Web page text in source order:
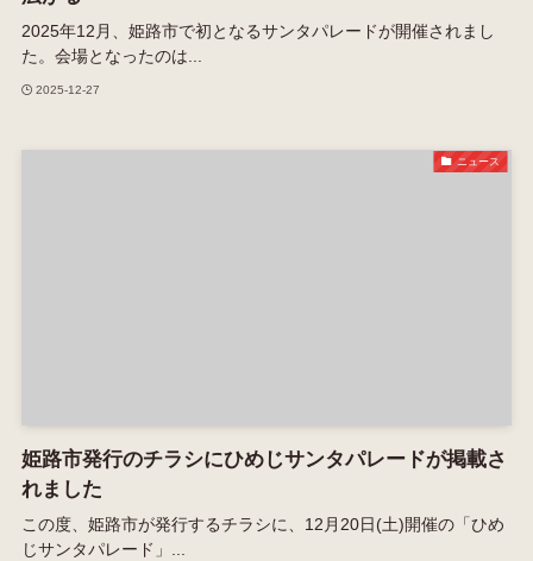
2025年12月、姫路市で初となるサンタパレードが開催されまし
た。会場となったのは...
2025-12-27
ニュース
姫路市発行のチラシにひめじサンタパレードが掲載さ
れました
この度、姫路市が発行するチラシに、12月20日(土)開催の「ひめ
じサンタパレード」...